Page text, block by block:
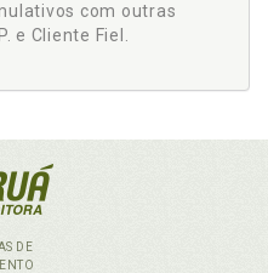
com outras
e Cliente Fiel.
DE